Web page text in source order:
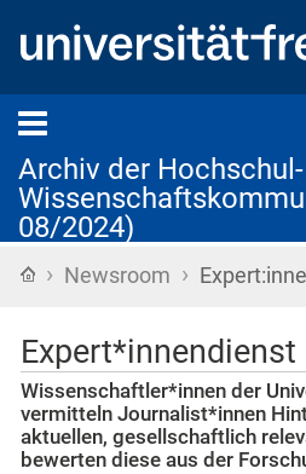
Archiv der
08/2024)
Startseite
› Newsroom ›
Expert*innendienst
Wissenschaftler*innen der
vermitteln Journalist*innen
aktuellen, gesellschaftlich
bewerten diese aus der